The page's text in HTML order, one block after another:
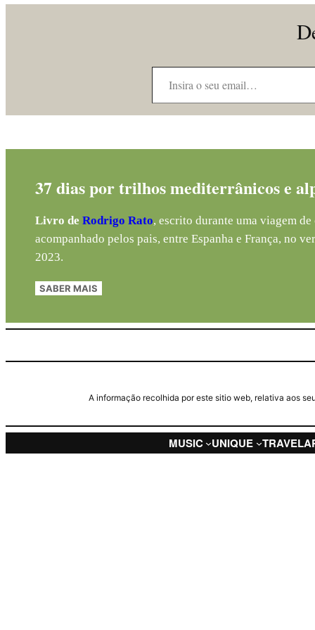
Insira o seu email…
37 dias por trilhos mediterrânicos e
Livro deRodrigo Rato, escrito durante uma viagem de
acompanhado pelos pais, entre Espanha e França, no
2023.
SABER MAIS
A informação recolhida por este sitio web, relativa aos
MUSIC UNIQUE TRAVEL